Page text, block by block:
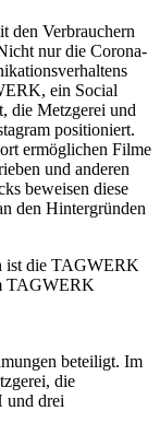
den Verbrauchern
nur die Corona-
ein Social
die Metzgerei und
positioniert.
ermöglichen Filme
und anderen
beweisen diese
den Hintergründen
ist die TAGWERK
TAGWERK
beteiligt. Im
die
und drei